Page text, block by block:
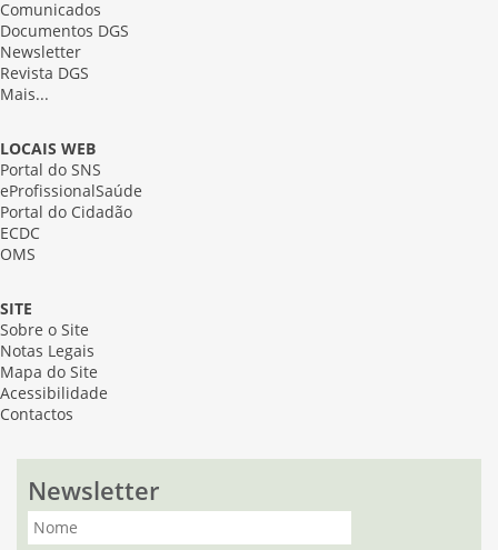
Comunicados
Documentos DGS
Newsletter
Revista DGS
Mais...
LOCAIS WEB
Portal do SNS
eProfissionalSaúde
Portal do Cidadão
ECDC
OMS
SITE
Sobre o Site
Notas Legais
Mapa do Site
Acessibilidade
Contactos
Newsletter